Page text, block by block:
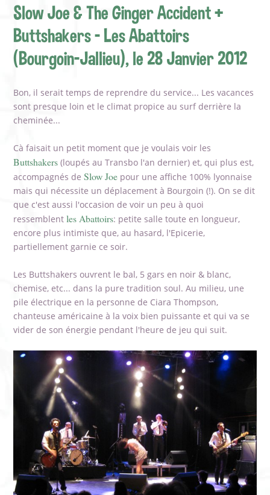
Slow Joe & The Ginger Accident +
Buttshakers - Les Abattoirs
(Bourgoin-Jallieu), le 28 Janvier 2012
Bon, il serait temps de reprendre du service... Les vacances
sont presque loin et le climat propice au surf derrière la
cheminée...
Cà faisait un petit moment que je voulais voir les
Buttshakers (loupés au Transbo l'an dernier) et, qui plus est,
accompagnés deSlow Joe pour une affiche 100% lyonnaise
mais qui nécessite un déplacement à Bourgoin (!). On se dit
que c'est aussi l'occasion de voir un peu à quoi
ressemblentles Abattoirs: petite salle toute en longueur,
encore plus intimiste que, au hasard, l'Epicerie,
partiellement garnie ce soir.
Les Buttshakers ouvrent le bal, 5 gars en noir & blanc,
chemise, etc... dans la pure tradition soul. Au milieu, une
pile électrique en la personne de Ciara Thompson,
chanteuse américaine à la voix bien puissante et qui va se
vider de son énergie pendant l'heure de jeu qui suit.